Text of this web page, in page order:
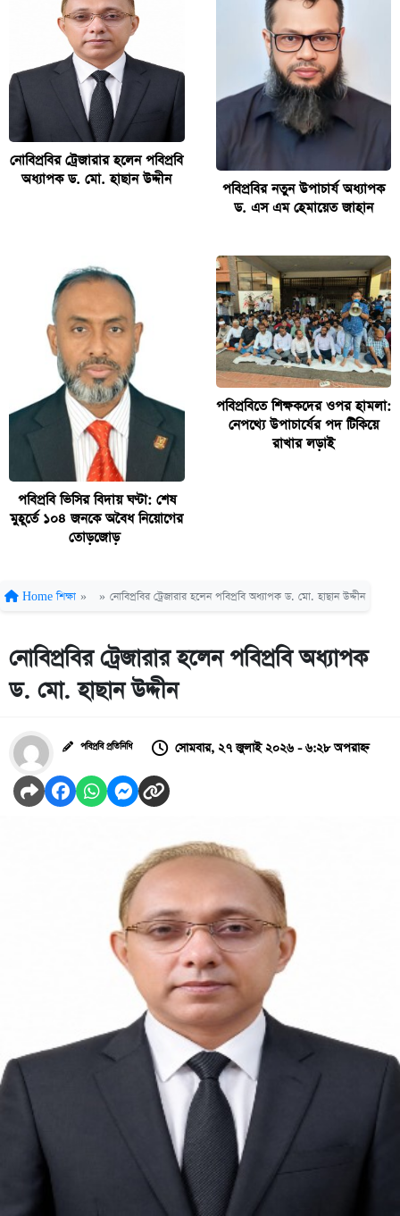
নোবিপ্রবির ট্রেজারার হলেন পবিপ্রবি
অধ্যাপক ড. মো. হাছান উদ্দীন
পবিপ্রবির নতুন উপাচার্য অধ্যাপক
ড. এস এম হেমায়েত জাহান
পবিপ্রবি ভিসির বিদায় ঘণ্টা: শেষ
মুহূর্তে ১০৪ জনকে অবৈধ নিয়োগের
তোড়জোড়
পবিপ্রবিতে শিক্ষকদের ওপর হামলা:
নেপথ্যে উপাচার্যের পদ টিকিয়ে
রাখার লড়াই
Home শিক্ষা » » নোবিপ্রবির ট্রেজারার হলেন পবিপ্রবি অধ্যাপক ড. মো. হাছান উদ্দীন
নোবিপ্রবির ট্রেজারার হলেন পবিপ্রবি অধ্যাপক
ড. মো. হাছান উদ্দীন
পবিপ্রবি প্রতিনিধি সোমবার, ২৭ জুলাই ২০২৬ - ৬:২৮ অপরাহ্ন